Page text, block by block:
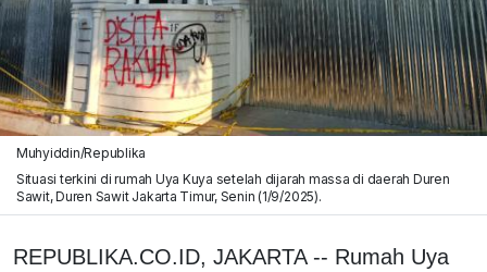
Muhyiddin/Republika
Situasi terkini di rumah Uya Kuya setelah dijarah massa di daerah Duren
Sawit, Duren Sawit Jakarta Timur, Senin (1/9/2025).
REPUBLIKA.CO.ID, JAKARTA -- Rumah Uya